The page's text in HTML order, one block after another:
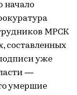
начало
МРСК
составленных
уже
—
умершие